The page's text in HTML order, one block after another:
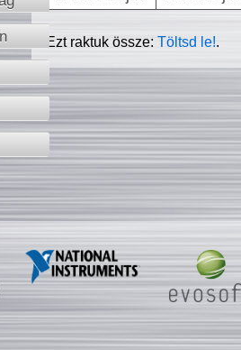
Ezt raktuk össze:Töltsd le!.